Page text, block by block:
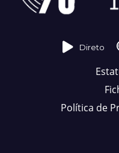
Direto
Política de